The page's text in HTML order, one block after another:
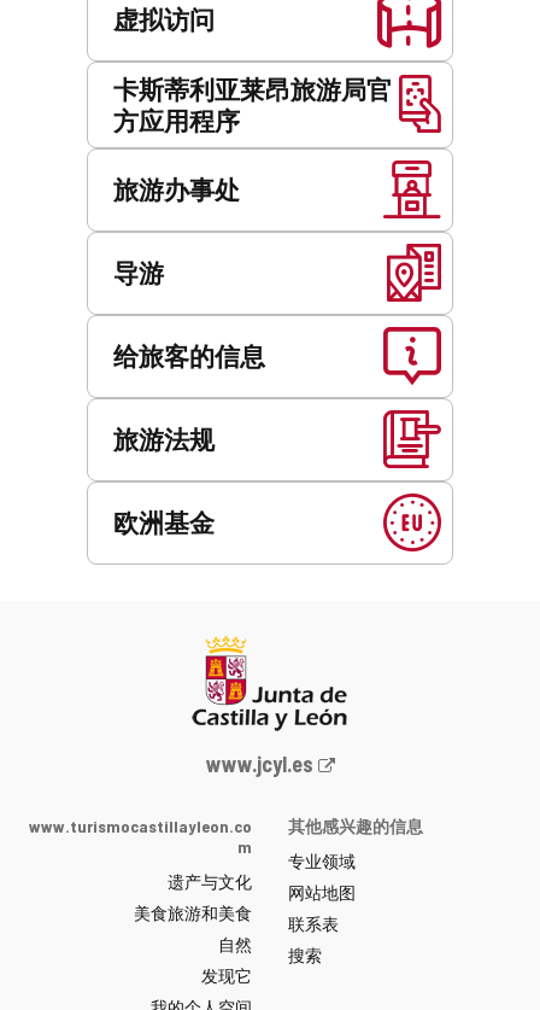
虚拟访问
卡斯蒂利亚莱昂旅游局官
方应用程序
旅游办事处
导游
给旅客的信息
旅游法规
欧洲基金
Junta
y
León
网
站
门
户
-
www.jcyl.es
www.turismocastillayleon.co
m
遗产与文化
美食旅游和美食
自然
发现它
其他感兴趣的信息
专业领域
网站地图
联系表
搜索